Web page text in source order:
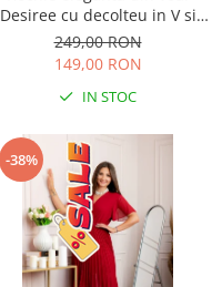
Desiree cu decolteu in V si
curea - Bleumarin
249,00 RON
149,00 RON
IN STOC
-38%